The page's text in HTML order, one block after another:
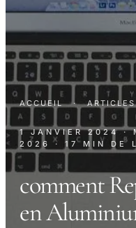
ACCUEIL · ARTICLES
1 JANVIER 2024 ·
2026
· 17 MIN DE
comment
en